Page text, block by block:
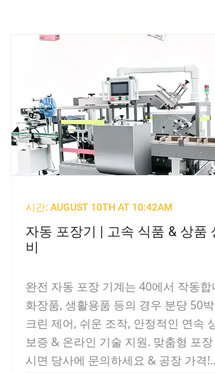
시간: AUGUST 10TH AT 10:42AM
자동 포장기 | 고속 식품 & 상품
비
완전 자동 포장 기계는 40에서 작동
화장품, 생활용품 등의 경우 분당 50
크린 제어, 쉬운 조작, 안정적인 연속
보증 & 온라인 기술 지원. 맞춤형 포
시면 당사에 문의하세요 & 공장 가격